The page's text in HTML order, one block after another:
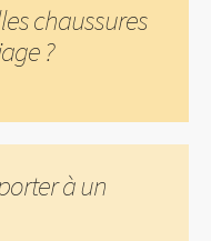
chaussures
?
à un